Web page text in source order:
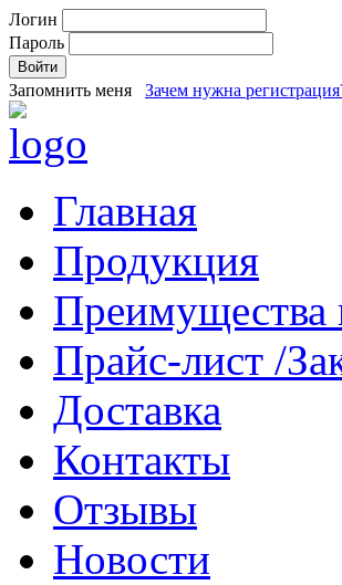
Логин
Пароль
Запомнить меня Зачем нужна
Главная
Продукция
Преимущества
Прайс-лист /
Доставка
Контакты
Отзывы
Новости